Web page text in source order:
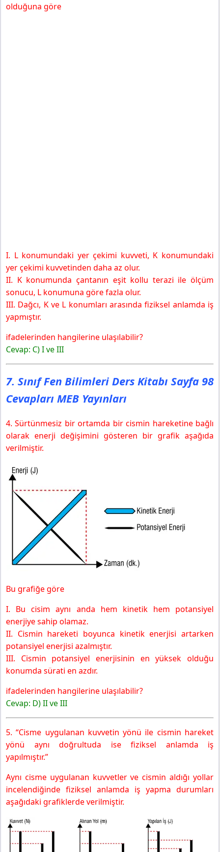
olduğuna göre
I. L konumundaki yer çekimi kuvveti, K konumundaki
yer çekimi kuvvetinden daha az olur.
II. K konumunda çantanın eşit kollu terazi ile ölçüm
sonucu, L konumuna göre fazla olur.
III. Dağcı, K ve L konumları arasında fiziksel anlamda iş
yapmıştır.
ifadelerinden hangilerine ulaşılabilir?
Cevap: C) I ve III
7. Sınıf Fen Bilimleri Ders Kitabı Sayfa 98
Cevapları MEB Yayınları
4. Sürtünmesiz bir ortamda bir cismin hareketine bağlı
olarak enerji değişimini gösteren bir grafik aşağıda
verilmiştir.
Bu grafiğe göre
I. Bu cisim aynı anda hem kinetik hem potansiyel
enerjiye sahip olamaz.
II. Cismin hareketi boyunca kinetik enerjisi artarken
potansiyel enerjisi azalmıştır.
III. Cismin potansiyel enerjisinin en yüksek olduğu
konumda sürati en azdır.
ifadelerinden hangilerine ulaşılabilir?
Cevap: D) II ve III
5. “Cisme uygulanan kuvvetin yönü ile cismin hareket
yönü aynı doğrultuda ise fiziksel anlamda iş
yapılmıştır.”
Aynı cisme uygulanan kuvvetler ve cismin aldığı yollar
incelendiğinde fiziksel anlamda iş yapma durumları
aşağıdaki grafiklerde verilmiştir.